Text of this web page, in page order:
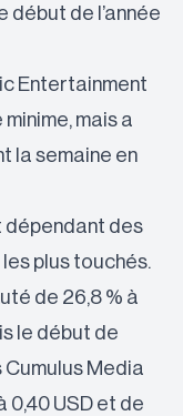
début de l’année
Entertainment
mais a
la semaine en
dépendant des
plus touchés.
de 26,8 % à
le début de
Cumulus Media
0,40 USD et de